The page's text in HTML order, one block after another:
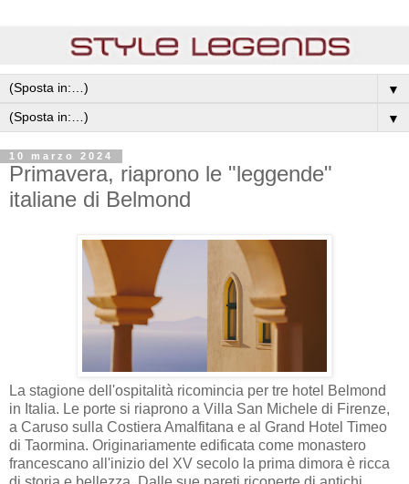
▼
▼
10 marzo 2024
Primavera, riaprono le "leggende"
italiane di Belmond
La stagione dell'ospitalità ricomincia per tre hotel Belmond
in Italia. Le porte si riaprono a Villa San Michele di Firenze,
a Caruso sulla Costiera Amalfitana e al Grand Hotel Timeo
di Taormina. Originariamente edificata come monastero
francescano all'inizio del XV secolo la prima dimora è ricca